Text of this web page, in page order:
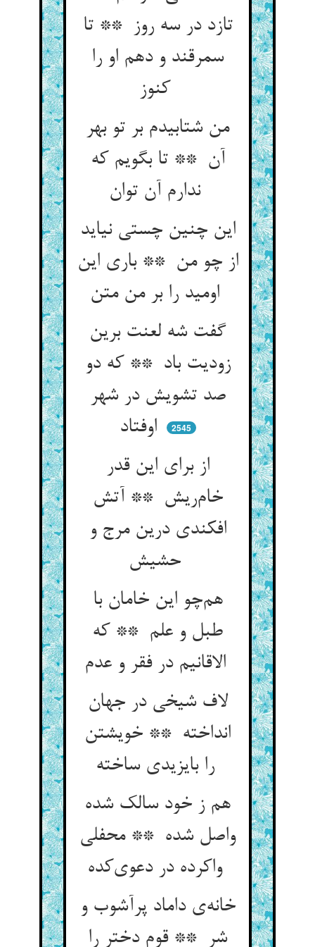
تازد در سه روز ** تا
سمرقند و دهم او را
من شتابیدم بر تو بهر
آن ** تا بگویم که
ندارم آن توان
این چنین چستی نیاید
از چو من ** باری این
گفت شه لعنت برین
زودیت باد ** که دو
صد تشویش در شهر
اوفتاد
2545
از برای این قدر
خام‌ریش ** آتش
افکندی درین مرج و
هم‌چو این خامان با
طبل و علم ** که
الاقانیم در فقر و عدم
لاف شیخی در جهان
انداخته ** خویشتن
را بایزیدی ساخته
هم ز خود سالک شده
واصل شده ** محفلی
واکرده در دعوی‌کده
خانه‌ی داماد پرآشوب و
شر ** قوم دختر را